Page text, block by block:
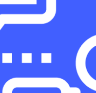
Заказать
Заказать